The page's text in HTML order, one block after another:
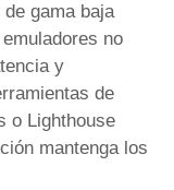
gama baja
no
y
de
o Lighthouse
mantenga los